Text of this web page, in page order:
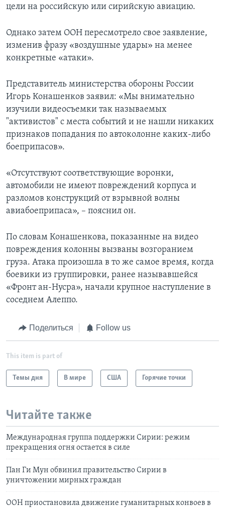
цели на российскую или сирийскую авиацию.
Однако затем ООН пересмотрело свое заявление,
изменив фразу «воздушные удары» на менее
конкретные «атаки».
Представитель министерства обороны России
Игорь Конашенков заявил: «Мы внимательно
изучили видеосъемки так называемых
"активистов" с места событий и не нашли никаких
признаков попадания по автоколонне каких-либо
боеприпасов».
«Отсутствуют соответствующие воронки,
автомобили не имеют повреждений корпуса и
разломов конструкций от взрывной волны
авиабоеприпаса», – пояснил он.
По словам Конашенкова, показанные на видео
повреждения колонны вызваны возгоранием
груза. Атака произошла в то же самое время, когда
боевики из группировки, ранее называвшейся
«Фронт ан-Нусра», начали крупное наступление в
соседнем Алеппо.
Поделиться Follow us
This item is part of
Темы дня В мире США Горячие точки
Читайте также
Международная группа поддержки Сирии: режим
прекращения огня остается в силе
Пан Ги Мун обвинил правительство Сирии в
уничтожении мирных граждан
ООН приостановила движение гуманитарных конвоев в